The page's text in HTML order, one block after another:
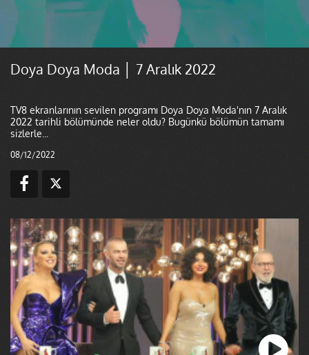
Doya Doya Moda │ 7 Aralık 2022
TV8 ekranlarının sevilen programı Doya Doya Moda'nın 7 Aralık
2022 tarihli bölümünde neler oldu? Bugünkü bölümün tamamı
sizlerle...
08/12/2022